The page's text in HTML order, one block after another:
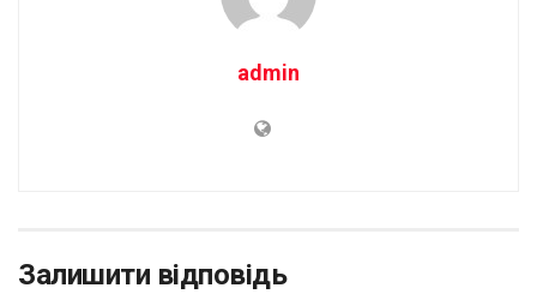
admin
Залишити відповідь